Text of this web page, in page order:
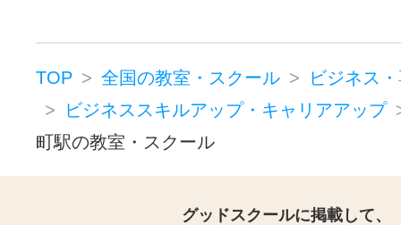
TOP 全国の教室・スクール
ビジネス
ビジネススキルアップ・キャリアアップ
町駅の教室・スクール
グッドスクールに掲載して、